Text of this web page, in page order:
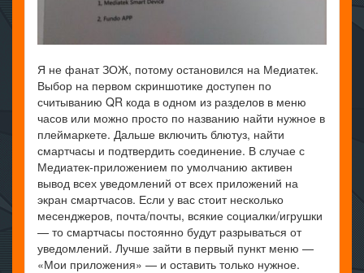
Я не фанат ЗОЖ, потому остановился на Медиатек.
Выбор на первом скриншотике доступен по
считыванию QR кода в одном из разделов в меню
часов или можно просто по названию найти нужное в
плеймаркете. Дальше включить блютуз, найти
смартчасы и подтвердить соединение. В случае с
Медиатек-приложением по умолчанию активен
вывод всех уведомлений от всех приложений на
экран смартчасов. Если у вас стоит несколько
месенджеров, почта/почты, всякие социалки/игрушки
— то смартчасы постоянно будут разрываться от
уведомлений. Лучше зайти в первый пункт меню —
«Мои приложения» — и оставить только нужное.